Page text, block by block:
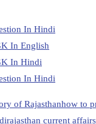
In Hindi
In English
In Hindi
In Hindi
of Rajasthanhow to
rajasthan current affairs